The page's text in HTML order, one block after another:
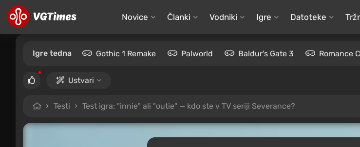
Novice Članki Vodniki Igre Datoteke
Igre tedna Gothic 1 Remake Palworld Baldur's Gate 3 Romance
Ustvari
Testi Test igra: "innie" ali "outie" — kdo ste v TV seriji Severance?